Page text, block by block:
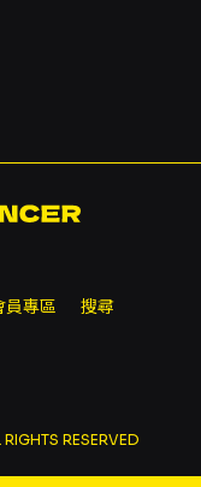
員專區 搜尋
RESERVED